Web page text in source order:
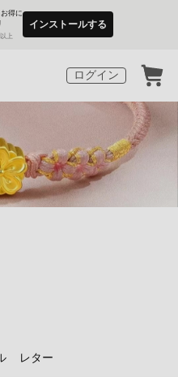
得に
上
インストールする
ログイン
レター